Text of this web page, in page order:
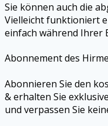
Sie können auch die
Vielleicht funktioniert
einfach während Ihrer
Abonnement des
Abonnieren Sie den
& erhalten Sie
und verpassen Sie